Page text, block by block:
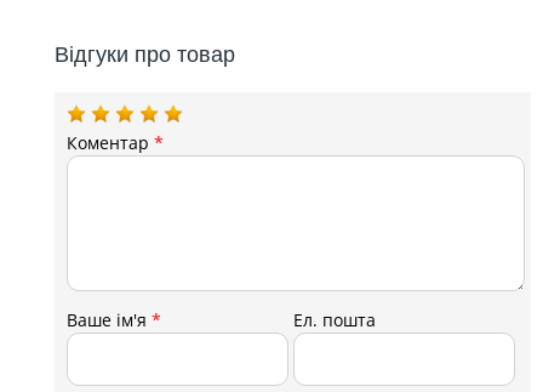
Відгуки про товар
Коментар*
Ваше ім'я* Ел. пошта